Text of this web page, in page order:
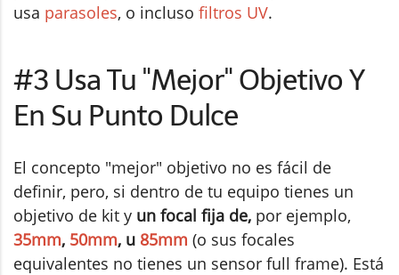
usa parasoles, o incluso filtros UV.
#3 Usa Tu "Mejor" Objetivo Y
En Su Punto Dulce
El concepto "mejor" objetivo no es fácil de
definir, pero, si dentro de tu equipo tienes un
objetivo de kit y un focal fija de, por ejemplo,
35mm, 50mm, u 85mm (o sus focales
equivalentes no tienes un sensor full frame). Está